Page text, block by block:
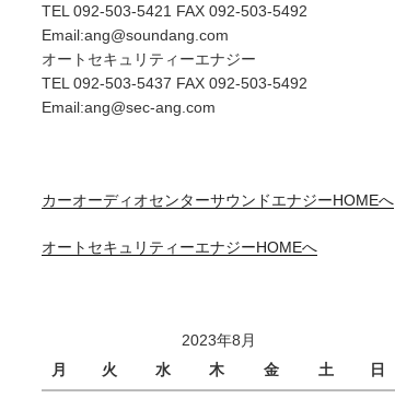
TEL 092-503-5421 FAX 092-503-5492
Email:ang@soundang.com
オートセキュリティーエナジー
TEL 092-503-5437 FAX 092-503-5492
Email:ang@sec-ang.com
カーオーディオセンターサウンドエナジーHOMEへ
オートセキュリティーエナジーHOMEへ
2023年8月
月
火 水 木 金 土 日